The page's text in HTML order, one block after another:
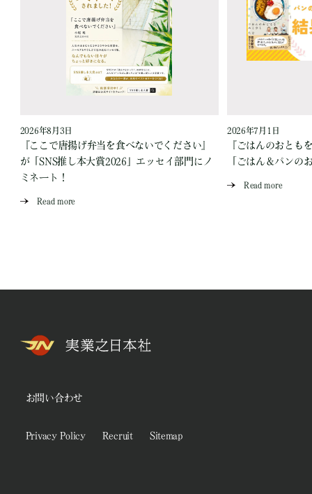
2026年8月3日
『ここで唐揚げ弁当を食べないでください』
が「SNS推し本大賞2026」エッセイ部門にノ
ミネート！
Read more
2026年7月1日
『ごはんのおとも
「ごはん＆パンの
Read more
お問い合わせ
Privacy Policy Recruit Sitemap